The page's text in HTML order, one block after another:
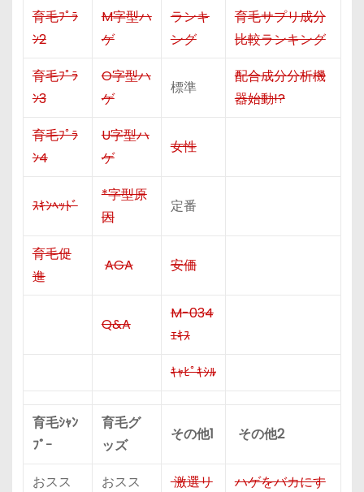
育毛ﾌﾟﾗ
ﾝ2
M字型ハ
ゲ
ランキ
ング
育毛サプリ成分
比較ランキング
育毛ﾌﾟﾗ
ﾝ3
O字型ハ
ゲ
標準
配合成分分析機
器始動!?
育毛ﾌﾟﾗ
ﾝ4
U字型ハ
ゲ
女性
ｽｷﾝﾍｯﾄﾞ
*字型原
因
定番
育毛促
進
AGA 安価
Q&A
M-034
ｴｷｽ
ｷｬﾋﾟｷｼﾙ
育毛ｼｬﾝ
ﾌﾟｰ
育毛グ
ッズ
その他1 その他2
おスス
おスス
激選リ
ハゲをバカにす